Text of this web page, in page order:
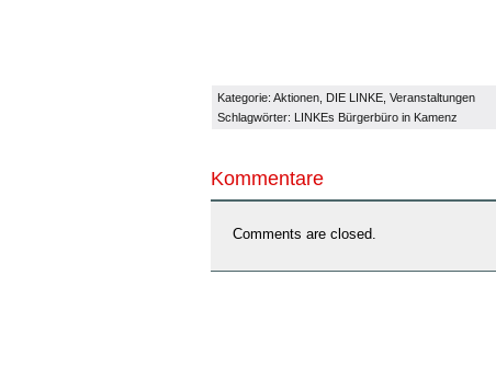
Kategorie: Aktionen DIE LINKE Veranstaltungen
Schlagwörter: LINKEs Bürgerbüro in Kamenz
Kommentare
Comments are closed.